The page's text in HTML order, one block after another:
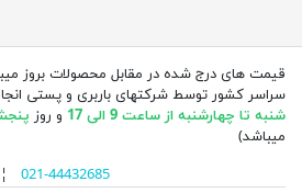
قیمت های درج شده در مقابل محصولات بروز
سراسر کشور توسط شرکتهای باربری و پستی
شنبه تا چهارشنبه از ساعت 9 الی 17
و روز
میباشد)
021-44432685